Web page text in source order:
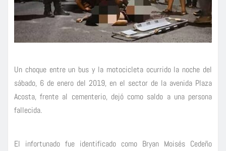
Un choque entre un bus y la motocicleta ocurrido la noche del
sábado, 6 de enero del 2019, en el sector de la avenida Plaza
Acosta, frente al cementerio, dejó como saldo a una persona
fallecida.
El infortunado fue identificado como Bryan Moisés Cedeño